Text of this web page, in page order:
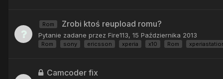
Rom Zrobi ktoś reupload romu?
Pytanie zadane przez Fire113, 15 Października 2013
Rom sony ericsson xperia x10 Rom
Camcoder fix